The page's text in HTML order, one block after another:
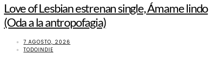
Love of Lesbian estrenan single, Ámame lindo
(Oda a la antropofagia)
7 AGOSTO, 2026
TODOINDIE